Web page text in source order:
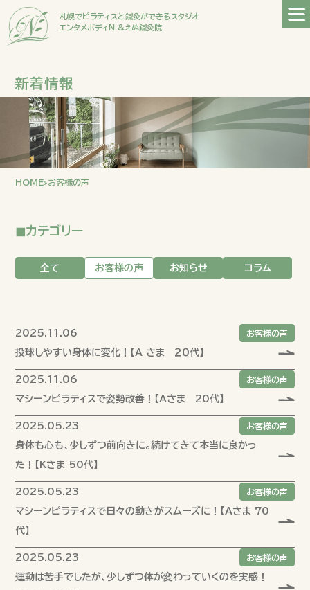
札幌でピラティスと鍼灸ができるスタジオ
エンタメボディN &えぬ鍼灸院
新着情報
HOME»お客様の声
◼︎カテゴリー
全て お客様の声 お知らせ コラム
2025.11.06 お客様の声
投球しやすい身体に変化！【A さま ２０代】
2025.11.06 お客様の声
マシーンピラティスで姿勢改善！【Aさま 20代】
2025.05.23 お客様の声
身体も心も、少しずつ前向きに。続けてきて本当に良かっ
た！【Kさま 50代】
2025.05.23 お客様の声
マシーンピラティスで日々の動きがスムーズに！【Aさま 70
代】
2025.05.23 お客様の声
運動は苦手でしたが、少しずつ体が変わっていくのを実感！